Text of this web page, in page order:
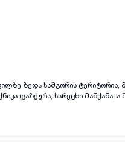
ზედა სამგორის ტერიტორია,
(გაზქურა, სარეცხი მანქანა,